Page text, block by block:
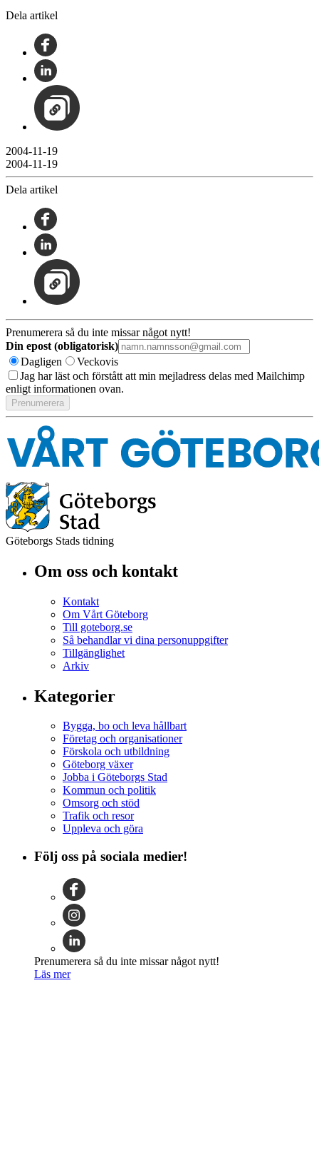
Dela artikel
2004-11-19
2004-11-19
Dela artikel
Prenumerera så du inte missar något nytt!
Din epost (obligatorisk)
Dagligen
Veckovis
Jag har läst och förstått att min mejladress delas med Mailchimp
enligt informationen ovan.
Göteborgs Stads tidning
Om oss och kontakt
Kontakt
Om Vårt Göteborg
Till goteborg.se
Så behandlar vi dina personuppgifter
Tillgänglighet
Arkiv
Kategorier
Bygga, bo och leva hållbart
Företag och organisationer
Förskola och utbildning
Göteborg växer
Jobba i Göteborgs Stad
Kommun och politik
Omsorg och stöd
Trafik och resor
Uppleva och göra
Följ oss på sociala medier!
Prenumerera så du inte missar något nytt!
Läs mer